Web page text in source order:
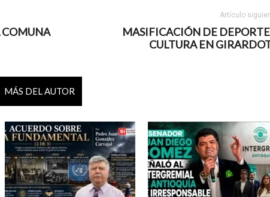
COMUNA
Artículo
MASIFICACIÓN DE
CULTURA EN
MÁS DEL AUTOR